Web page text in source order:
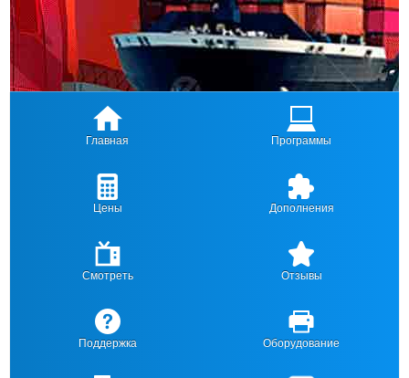
Главная Программы
Цены Дополнения
Смотреть Отзывы
Поддержка Оборудование